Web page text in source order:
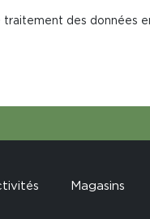
des données
Magasins